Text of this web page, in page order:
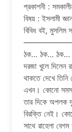
প্রকাশনী :
বিষয় : ইসলামী
বিবিধ বই,
ঠক… ঠক… ঠক…
দরজা খুলে দিলেন
থাকতে দেখে
এখন। কোনো
তার দিকে অপলক
বিরক্তি নেই।
সাথে রাহেলা